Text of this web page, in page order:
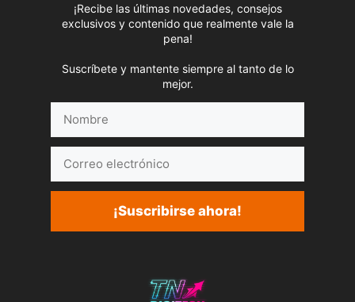
¡Recibe las últimas novedades, consejos
exclusivos y contenido que realmente vale la
pena!
Suscríbete y mantente siempre al tanto de lo
mejor.
electrónico
¡Suscribirse ahora!